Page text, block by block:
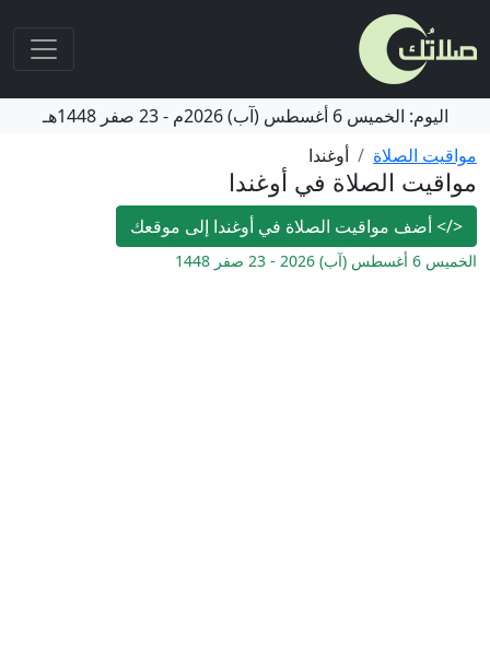
اليوم: الخميس 6 أغسطس (آب) 2026م -23 صفر 1448هـ
مواقيت الصلاة
أوغندا
مواقيت الصلاة في أوغندا
</>أضف مواقيت الصلاة في أوغندا إلى موقعك
الخميس 6 أغسطس (آب) 2026 - 23 صفر 1448